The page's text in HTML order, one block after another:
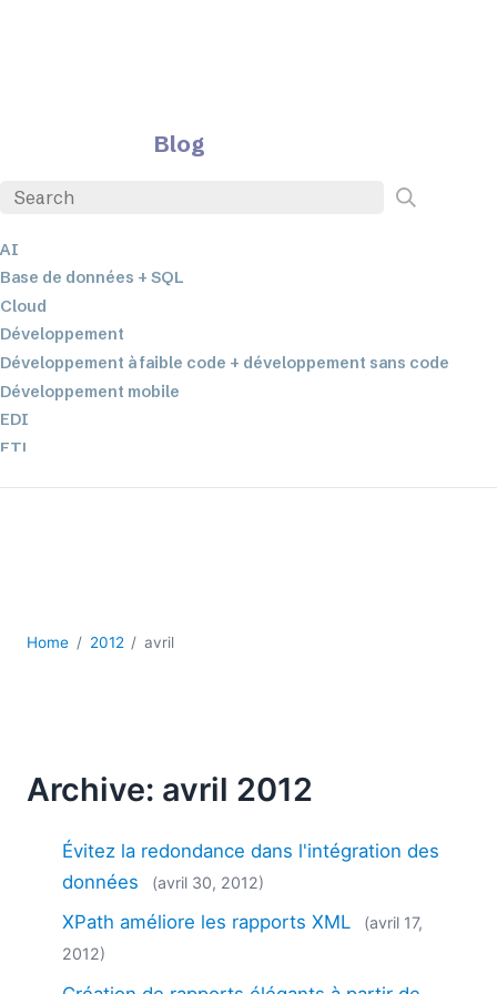
Blog
AI
Base de données + SQL
Cloud
Développement
Développement à faible code + développement sans code
Développement mobile
EDI
ETL
XML
2026
2025
2024
2022
2021
2020
Home 2012 avril
Archive: avril 2012
Évitez la redondance dans l'intégration des
données
(avril 30, 2012)
XPath améliore les rapports XML
(avril 17,
2012)